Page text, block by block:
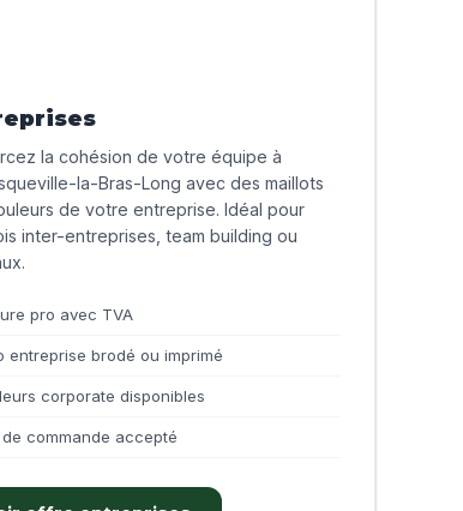
la cohésion de votre équipe à
la-Bras-Long avec des maillots
de votre entreprise. Idéal pour
inter-entreprises, team building ou
pro avec TVA
entreprise brodé ou imprimé
corporate disponibles
commande accepté